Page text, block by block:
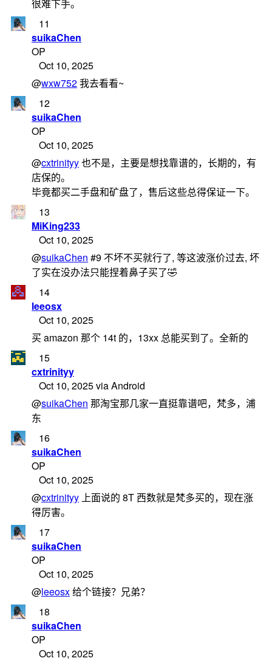
很难下手。
11
suikaChen
OP
Oct 10, 2025
@wxw752我去看看~
12
suikaChen
OP
Oct 10, 2025
@cxtrinityy也不是，主要是想找靠谱的，长期的，有
店保的。
毕竟都买二手盘和矿盘了，售后这些总得保证一下。
13
MiKing233
Oct 10, 2025
@suikaChen #9 不坏不买就行了, 等这波涨价过去, 坏
了实在没办法只能捏着鼻子买了🤣
14
leeosx
Oct 10, 2025
买 amazon 那个 14t 的，13xx 总能买到了。全新的
15
cxtrinityy
Oct 10, 2025 via Android
@suikaChen 那淘宝那几家一直挺靠谱吧，梵多，浦
东
16
suikaChen
OP
Oct 10, 2025
@cxtrinityy 上面说的 8T 西数就是梵多买的，现在涨
得厉害。
17
suikaChen
OP
Oct 10, 2025
@leeosx给个链接？兄弟？
18
suikaChen
OP
Oct 10, 2025